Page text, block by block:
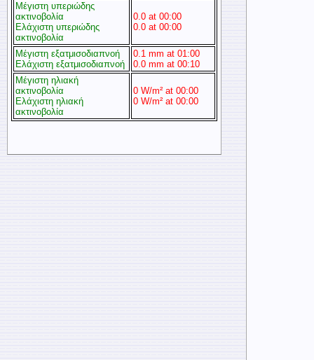
Μέγιστη υπεριώδης
ακτινοβολία
Ελάχιστη υπεριώδης
ακτινοβολία
0.0 at 00:00
0.0 at 00:00
Μέγιστη εξατμισοδιαπνοή
Ελάχιστη εξατμισοδιαπνοή
0.1 mm at 01:00
0.0 mm at 00:10
Μέγιστη ηλιακή
ακτινοβολία
Ελάχιστη ηλιακή
ακτινοβολία
0 W/m² at 00:00
0 W/m² at 00:00